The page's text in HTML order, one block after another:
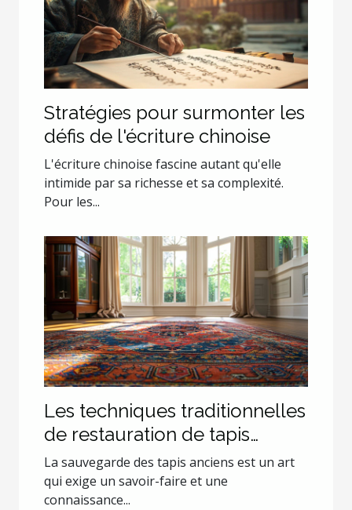
Stratégies pour surmonter les
défis de l'écriture chinoise
L'écriture chinoise fascine autant qu'elle
intimide par sa richesse et sa complexité.
Pour les...
Les techniques traditionnelles
de restauration de tapis
anciens
La sauvegarde des tapis anciens est un art
qui exige un savoir-faire et une
connaissance...